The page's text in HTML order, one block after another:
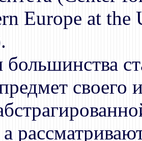
Europe at
своего
а